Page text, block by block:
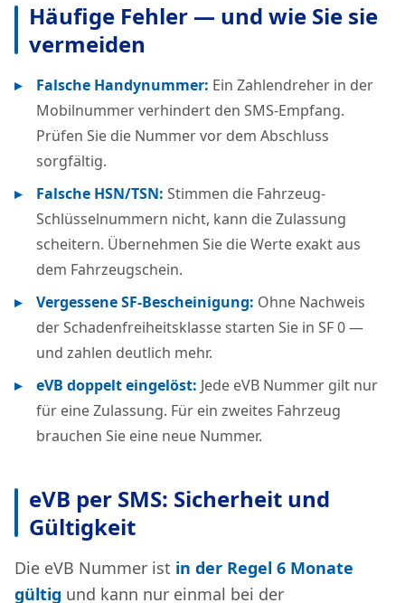
Häufige Fehler — und wie Sie sie
vermeiden
Falsche Handynummer: Ein Zahlendreher in der
Mobilnummer verhindert den SMS-Empfang.
Prüfen Sie die Nummer vor dem Abschluss
sorgfältig.
Falsche HSN/TSN: Stimmen die Fahrzeug-
Schlüsselnummern nicht, kann die Zulassung
scheitern. Übernehmen Sie die Werte exakt aus
dem Fahrzeugschein.
Vergessene SF-Bescheinigung: Ohne Nachweis
der Schadenfreiheitsklasse starten Sie in SF 0 —
und zahlen deutlich mehr.
eVB doppelt eingelöst: Jede eVB Nummer gilt nur
für eine Zulassung. Für ein zweites Fahrzeug
brauchen Sie eine neue Nummer.
eVB per SMS: Sicherheit und
Gültigkeit
Die eVB Nummer ist in der Regel 6 Monate
gültig und kann nur einmal bei der